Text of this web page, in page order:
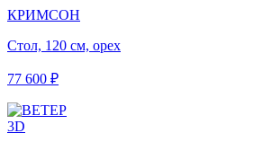
КРИМСОН
Стол, 120 см, орех
77 600 ₽
3D